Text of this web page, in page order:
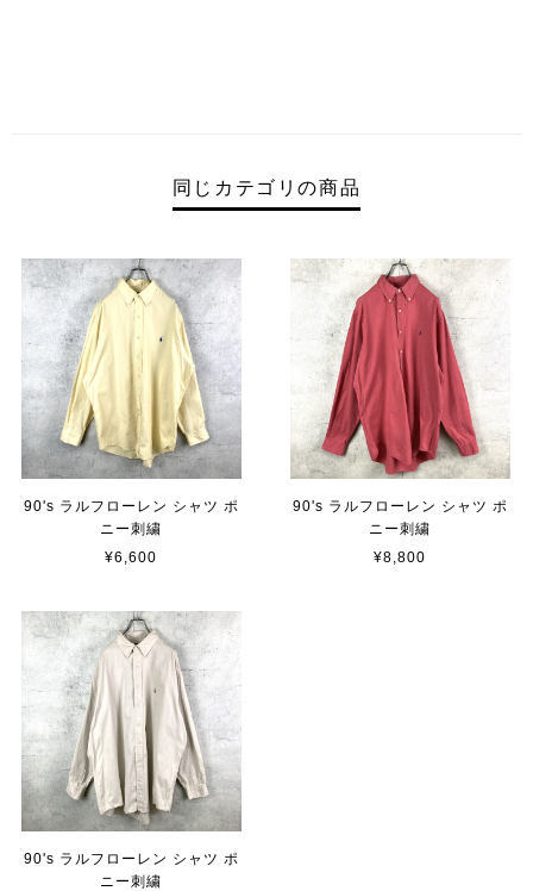
同じカテゴリの商品
90's ラルフローレン シャツ ポ
ニー刺繍
¥6,600
90's ラルフローレン シャツ ポ
ニー刺繍
¥8,800
90's ラルフローレン シャツ ポ
ニー刺繍